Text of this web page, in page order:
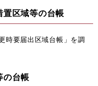
区域等の台帳
時要届出区域台帳」を調
の台帳